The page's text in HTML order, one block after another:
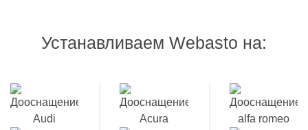
Устанавливаем Webasto на: